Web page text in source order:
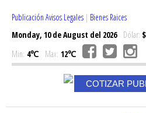
Publicación Avisos Legales | Bienes Raices
Monday, 10 de August del 2026Dólar:
Min: 4℃ Max: 12℃
COTIZAR